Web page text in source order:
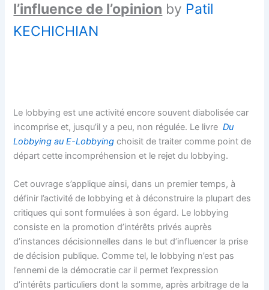
l’influence de l’opinion by Patil
KECHICHIAN
Le lobbying est une activité encore souvent diabolisée car
incomprise et, jusqu’il y a peu, non régulée. Le livreDu
Lobbying au E-Lobbying choisit de traiter comme point de
départ cette incompréhension et le rejet du lobbying.
Cet ouvrage s’applique ainsi, dans un premier temps, à
définir l’activité de lobbying et à déconstruire la plupart des
critiques qui sont formulées à son égard. Le lobbying
consiste en la promotion d’intérêts privés auprès
d’instances décisionnelles dans le but d’influencer la prise
de décision publique. Comme tel, le lobbying n’est pas
l’ennemi de la démocratie car il permet l’expression
d’intérêts particuliers dont la somme, après arbitrage de la